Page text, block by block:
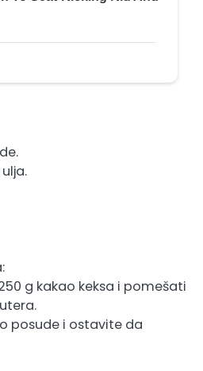
g kakao keksa i pomešati
posude i ostavite da